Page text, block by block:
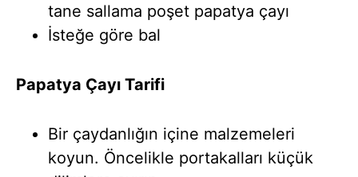
tane sallama poşet papatya çayı
İsteğe göre bal
Papatya Çayı Tarifi
Bir çaydanlığın içine malzemeleri
koyun. Öncelikle portakalları küçük